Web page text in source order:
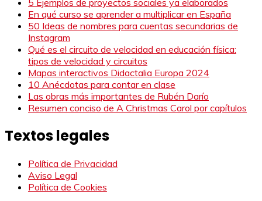
En qué curso se aprender a multiplicar en España
50 Ideas de nombres para cuentas secundarias de
Instagram
Qué es el circuito de velocidad en educación física:
tipos de velocidad y circuitos
Mapas interactivos Didactalia Europa 2024
10 Anécdotas para contar en clase
Las obras más importantes de Rubén Darío
Resumen conciso de A Christmas Carol por capítulos
Textos legales
Política de Privacidad
Aviso Legal
Política de Cookies